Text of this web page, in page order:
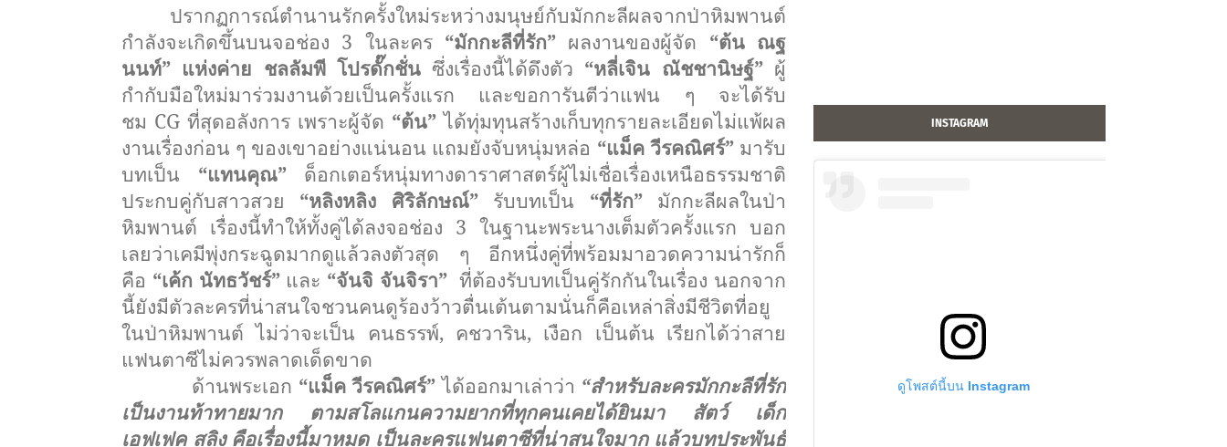
ปรากฏการณ์ตำนานรักครั้งใหม่ระหว่างมนุษย์กับมักกะลีผลจากป่าหิมพานต์
กำลังจะเกิดขึ้นบนจอช่อง 3 ในละคร “มักกะลีที่รัก” ผลงานของผู้จัด “ต้น ณฐ
นนท์” แห่งค่าย ชลลัมพี โปรดั๊กชั่นซึ่งเรื่องนี้ได้ดึงตัว “หลี่เจิน ณัชชานิษฐ์”ผู้
กำกับมือใหม่มาร่วมงานด้วยเป็นครั้งแรก และขอการันตีว่าแฟน ๆ จะได้รับ
ชม CG ที่สุดอลังการ เพราะผู้จัด “ต้น” ได้ทุ่มทุนสร้างเก็บทุกรายละเอียดไม่แพ้ผล
งานเรื่องก่อน ๆ ของเขาอย่างแน่นอน แถมยังจับหนุ่มหล่อ “แม็ค วีรคณิศร์” มารับ
บทเป็น “แทนคุณ” ด็อกเตอร์หนุ่มทางดาราศาสตร์ผู้ไม่เชื่อเรื่องเหนือธรรมชาติ
ประกบคู่กับสาวสวย “หลิงหลิง ศิริลักษณ์”รับบทเป็น “ที่รัก”มักกะลีผลในป่า
หิมพานต์ เรื่องนี้ทำให้ทั้งคู่ได้ลงจอช่อง 3 ในฐานะพระนางเต็มตัวครั้งแรก บอก
เลยว่าเคมีพุ่งกระฉูดมากดูแล้วลงตัวสุด ๆ อีกหนึ่งคู่ที่พร้อมมาอวดความน่ารักก็
คือ “เค้ก นัทธวัชร์”และ “จันจิ จันจิรา”ที่ต้องรับบทเป็นคู่รักกันในเรื่อง นอกจาก
นี้ยังมีตัวละครที่น่าสนใจชวนคนดูร้องว้าวตื่นเต้นตามนั่นก็คือเหล่าสิ่งมีชีวิตที่อยู
ในป่าหิมพานต์ ไม่ว่าจะเป็น คนธรรพ์, คชวาริน, เงือก เป็นต้น เรียกได้ว่าสาย
แฟนตาซีไม่ควรพลาดเด็ดขาด
ด้านพระเอก “แม็ค วีรคณิศร์”ได้ออกมาเล่าว่า “สำหรับละครมักกะลีที่รัก
เป็นงานท้าทายมาก ตามสโลแกนความยากที่ทุกคนเคยได้ยินมา สัตว์ เด็ก
เอฟเฟค สลิง คือเรื่องนี้มาหมด เป็นละครแฟนตาซีที่น่าสนใจมาก แล้วบทประพันธ์
INSTAGRAM
ดูโพสต์นี้บน Instagram